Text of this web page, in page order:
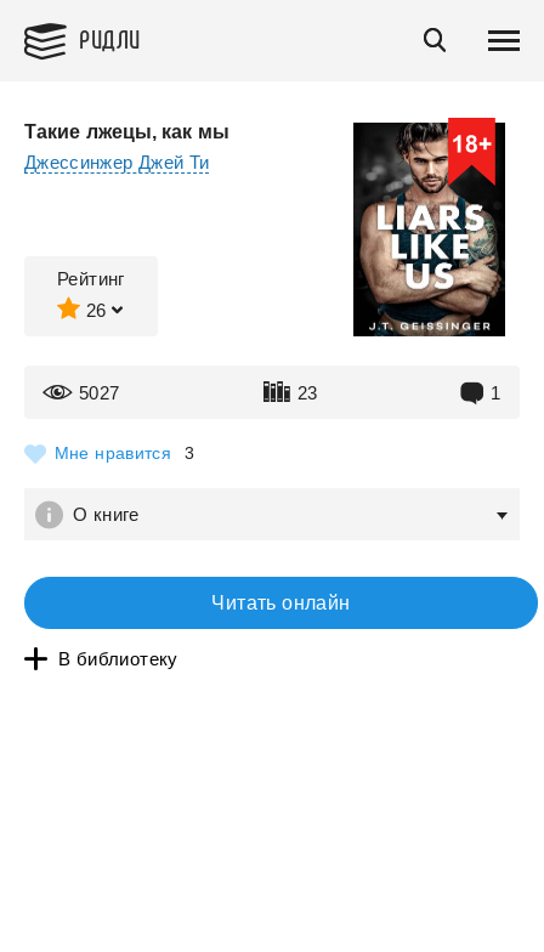
РИДЛИ
Такие лжецы, как мы
Джессинжер Джей Ти
Рейтинг
26
5027 23 1
Мне нравится 3
О книге
Читать онлайн
В библиотеку